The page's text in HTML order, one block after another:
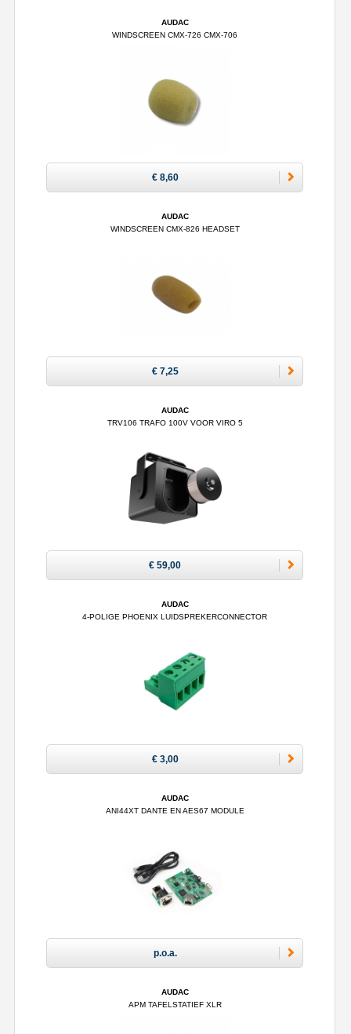
AUDAC
WINDSCREEN CMX-726 CMX-706
€ 8,60
AUDAC
WINDSCREEN CMX-826 HEADSET
€ 7,25
AUDAC
TRV106 TRAFO 100V VOOR VIRO 5
€ 59,00
AUDAC
4-POLIGE PHOENIX LUIDSPREKERCONNECTOR
€ 3,00
AUDAC
ANI44XT DANTE EN AES67 MODULE
p.o.a.
AUDAC
APM TAFELSTATIEF XLR